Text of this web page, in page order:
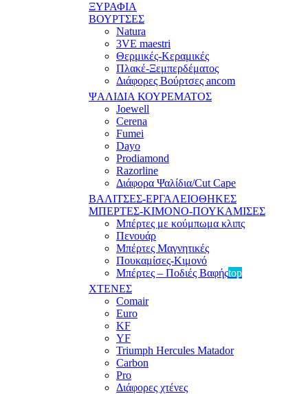
ΞΥΡΑΦΙΑ
ΒΟΥΡΤΣΕΣ
Natura
3VE maestri
Θερμικές-Κεραμικές
Πλακέ-Ξεμπερδέματος
Διάφορες Βούρτσες ancom
ΨΑΛΙΔΙΑ ΚΟΥΡΕΜΑΤΟΣ
Joewell
Cerena
Fumei
Dayo
Prodiamond
Razorline
Διάφορα Ψαλίδια/Cut Cape
ΒΑΛΙΤΣΕΣ-ΕΡΓΑΛΕΙΟΘΗΚΕΣ
ΜΠΕΡΤΕΣ-ΚΙΜΟΝΟ-ΠΟΥΚΑΜΙΣΕΣ
Μπέρτες με κούμπωμα κλιπς
Πενουάρ
Μπέρτες Μαγνητικές
Πουκαμίσες-Κιμονό
Μπέρτες – Ποδιές Βαφήςtop
ΧΤΕΝΕΣ
Comair
Euro
KF
YF
Triumph Hercules Matador
Carbon
Pro
Διάφορες χτένες